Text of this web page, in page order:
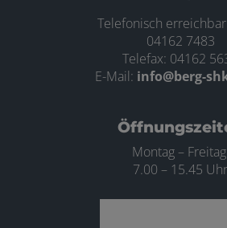
Telefonisch
04162 7483
Telefax: 04162
E-Mail: info@berg-
Montag –
7.00 – 15.45 Uhr